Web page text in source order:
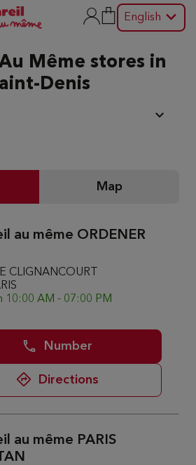
English
Même stores in
Denis
Map
au même ORDENER
CLIGNANCOURT
10:00 AM - 07:00 PM
Number
Directions
au même PARIS